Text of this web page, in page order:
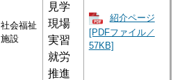
社会福祉
施設
見学
現場
実習
就労
推進
紹介ページ
[PDFファイル／
57KB]